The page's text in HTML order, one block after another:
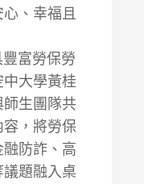
、幸福且
富勞保勞
大學黃桂
師生團隊共
容，將勞保
防詐、高
題融入桌